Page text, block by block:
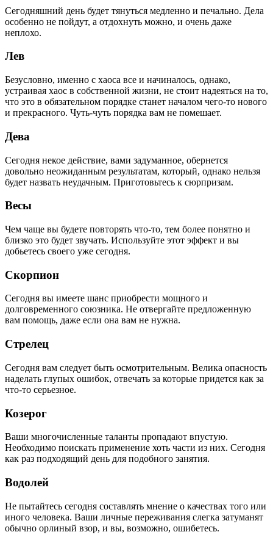
Сегодняшний день будет тянуться медленно и печально. Дела
особенно не пойдут, а отдохнуть можно, и очень даже
неплохо.
Лев
Безусловно, именно с хаоса все и начиналось, однако,
устраивая хаос в собственной жизни, не стоит надеяться на то,
что это в обязательном порядке станет началом чего-то нового
и прекрасного. Чуть-чуть порядка вам не помешает.
Дева
Сегодня некое действие, вами задуманное, обернется
довольно неожиданным результатам, который, однако нельзя
будет назвать неудачным. Приготовьтесь к сюрпризам.
Весы
Чем чаще вы будете повторять что-то, тем более понятно и
близко это будет звучать. Используйте этот эффект и вы
добьетесь своего уже сегодня.
Скорпион
Сегодня вы имеете шанс приобрести мощного и
долговременного союзника. Не отвергайте предложенную
вам помощь, даже если она вам не нужна.
Стрелец
Сегодня вам следует быть осмотрительным. Велика опасность
наделать глупых ошибок, отвечать за которые придется как за
что-то серьезное.
Козерог
Ваши многочисленные таланты пропадают впустую.
Необходимо поискать применение хоть части из них. Сегодня
как раз подходящий день для подобного занятия.
Водолей
Не пытайтесь сегодня составлять мнение о качествах того или
иного человека. Ваши личные переживания слегка затуманят
обычно орлиный взор, и вы, возможно, ошибетесь.